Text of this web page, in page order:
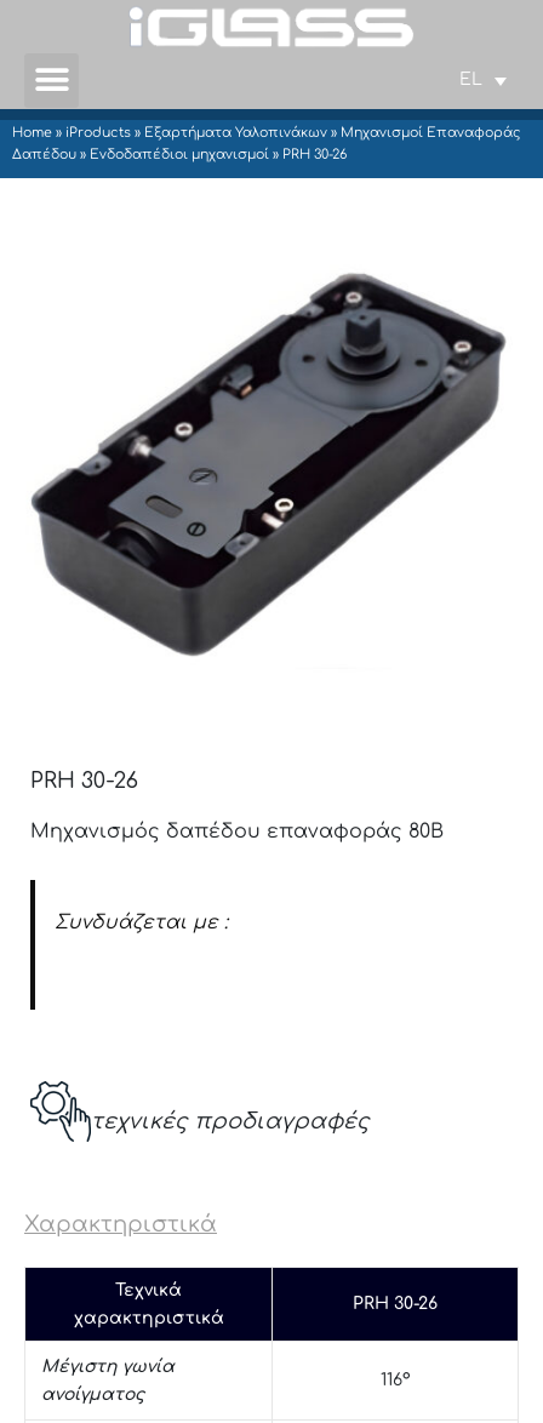
EL
Home » iProducts » Εξαρτήματα Υαλοπινάκων » Μηχανισμοί Επαναφοράς
Δαπέδου » Ενδοδαπέδιοι μηχανισμοί » PRH 30-26
PRH 30-26
Μηχανισμός δαπέδου επαναφοράς 80B
Συνδυάζεται με :
τεχνικές προδιαγραφές
Χαρακτηριστικά
Τεχνικά
χαρακτηριστικά
PRH 30-26
Μέγιστη γωνία
ανοίγματος
116°